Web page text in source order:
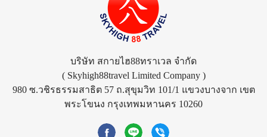
บริษัท สกายไฮ88ทราเวล จำกัด
( Skyhigh88travel Limited Company )
980 ซ.วชิรธรรมสาธิต 57 ถ.สุขุมวิท 101/1 แขวงบางจาก เขต
พระโขนง กรุงเทพมหานคร 10260